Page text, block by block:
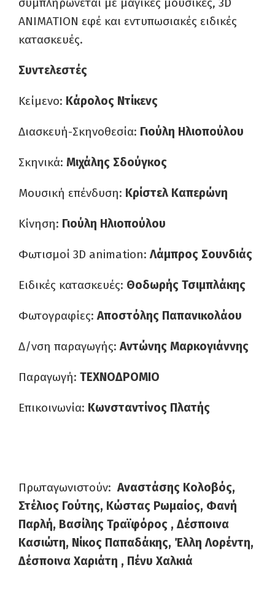
ANIMATION εφέ και εντυπωσιακές ειδικές
κατασκευές.
Συντελεστές
Κείμενο: Κάρολος Ντίκενς
Διασκευή-Σκηνοθεσία: Γιούλη Ηλιοπούλου
Σκηνικά: Μιχάλης Σδούγκος
Μουσική επένδυση: Κρίστελ Καπερώνη
Κίνηση: Γιούλη Ηλιοπούλου
Φωτισμοί 3D animation: Λάμπρος Σουνδιάς
Ειδικές κατασκευές: Θοδωρής Τσιμπλάκης
Φωτογραφίες: Αποστόλης Παπανικολάου
Δ/νση παραγωγής: Αντώνης Μαρκογιάννης
Παραγωγή: ΤΕΧΝΟΔΡΟΜΙΟ
Επικοινωνία: Κωνσταντίνος Πλατής
Πρωταγωνιστούν: Αναστάσης Κολοβός,
Στέλιος Γούτης, Κώστας Ρωμαίος, Φανή
Παρλή, Βασίλης Τραϊφόρος , Δέσποινα
Κασιώτη, Νίκος Παπαδάκης, Έλλη Λορέντη,
Δέσποινα Χαριάτη , Πένυ Χαλκιά